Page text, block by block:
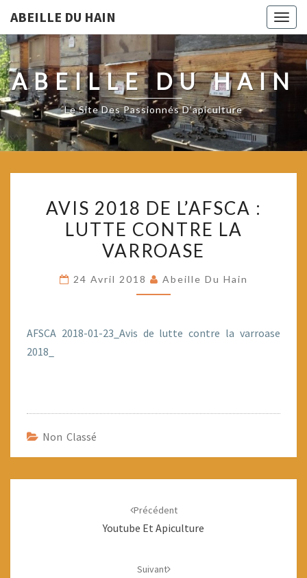
ABEILLE DU HAIN
ABEILLE DU HAIN
Le Site Des Passionnés D'apiculture
2018
DE
L’AFSCA
LUTTE
VARROASE
AVIS 2018 DE L’AFSCA :
LUTTE CONTRE LA
VARROASE
24 Avril 2018 Abeille Du Hain
AFSCA 2018-01-23_Avis de lutte contre la varroase
2018_
Non Classé
Précédent
Youtube Et Apiculture
Suivant